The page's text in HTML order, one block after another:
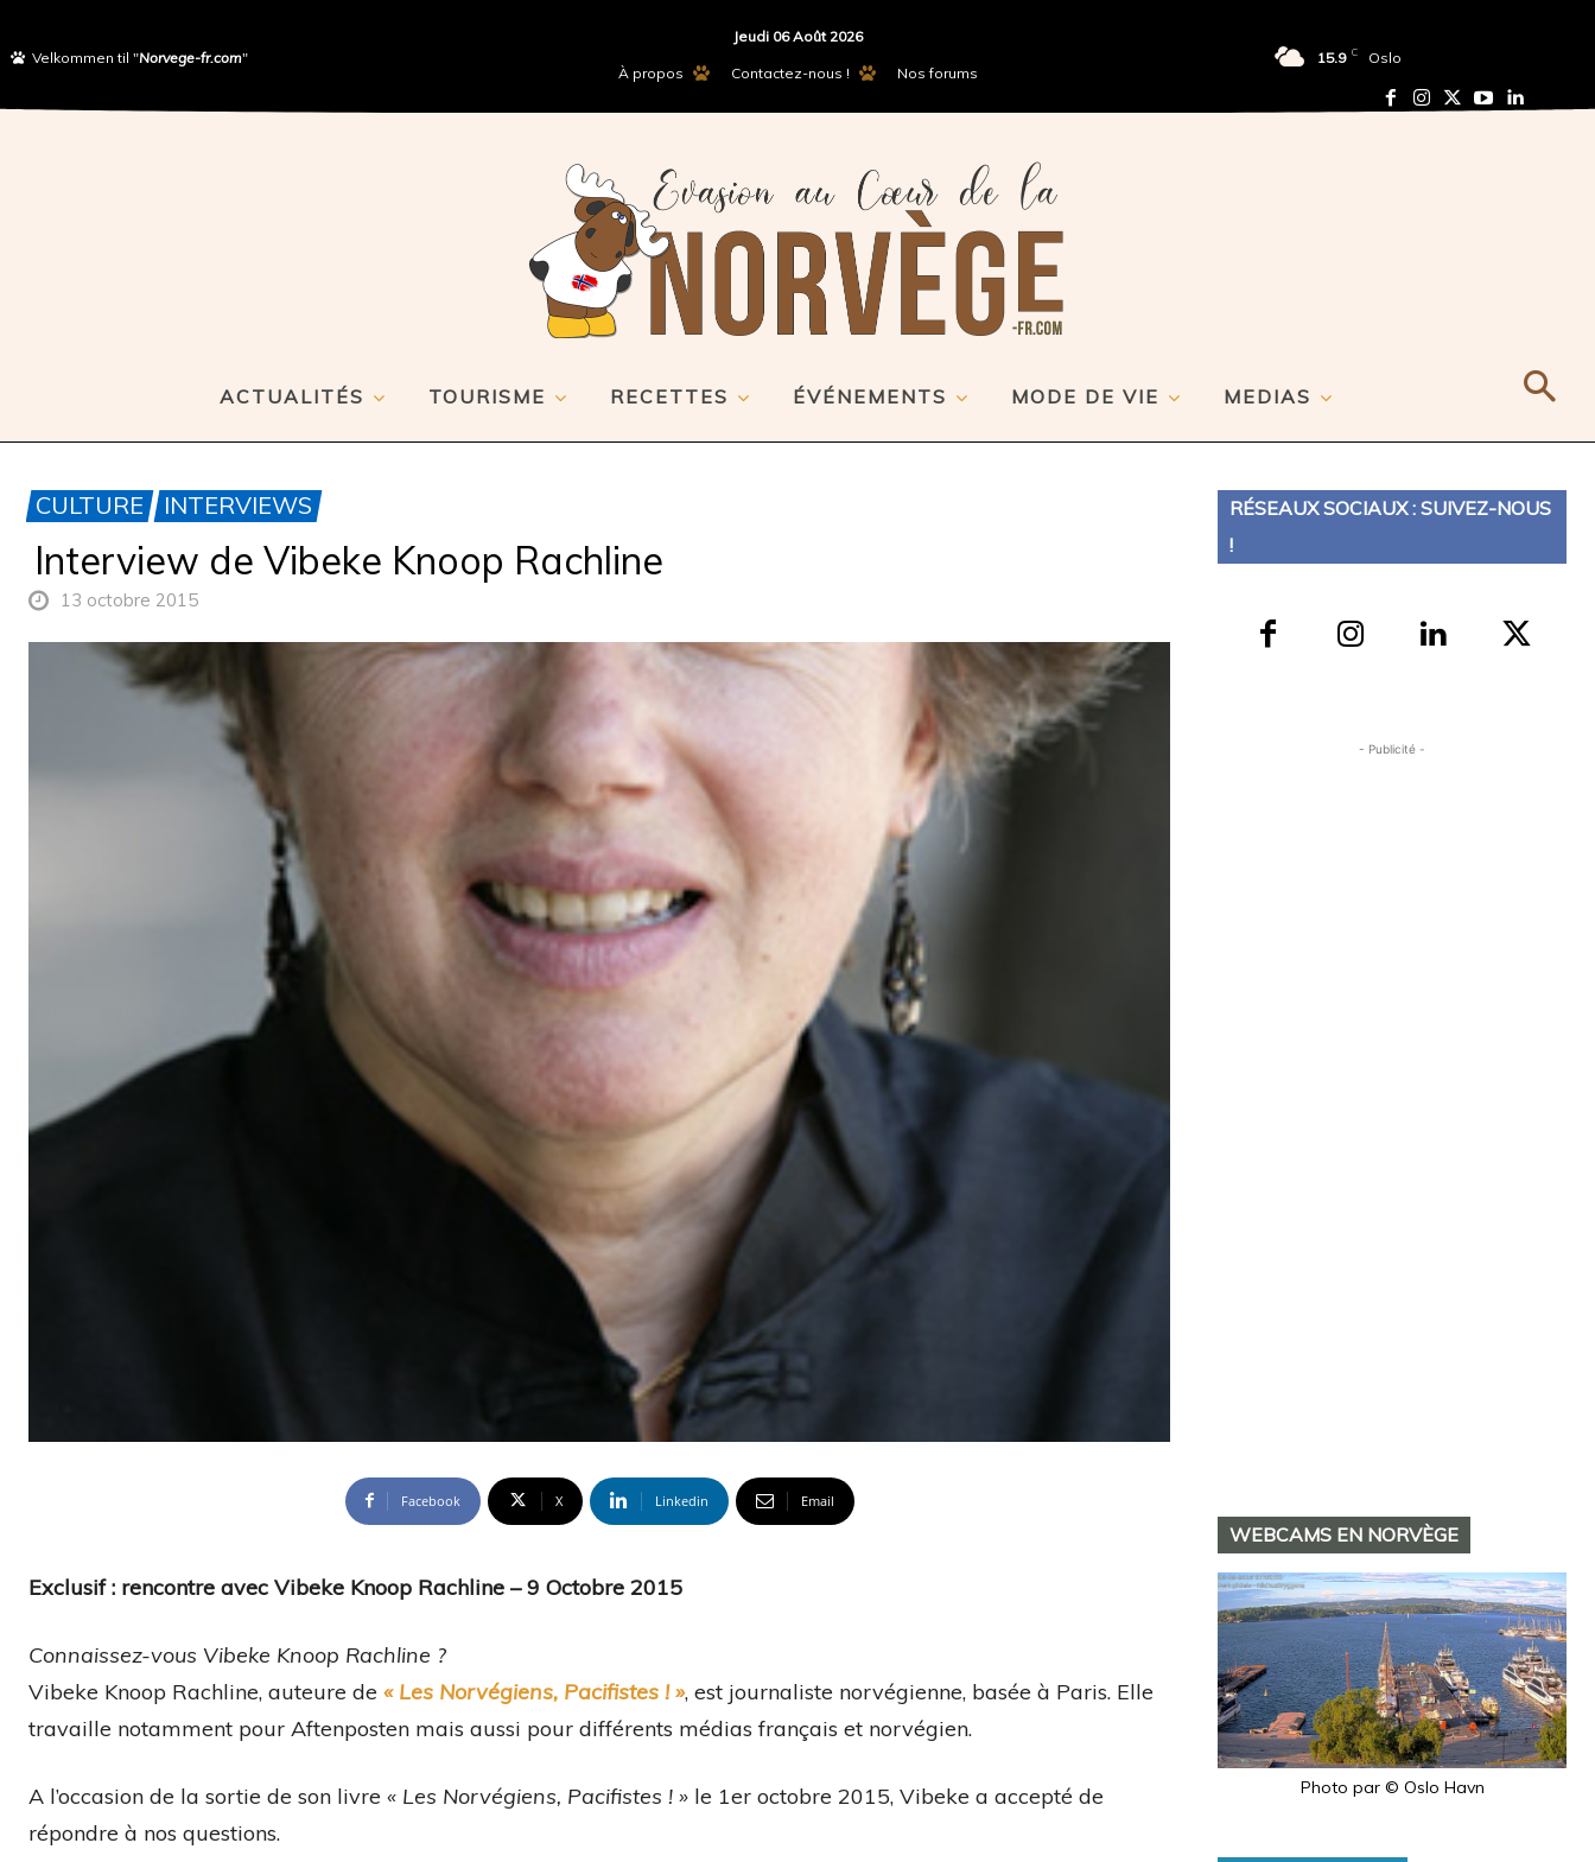
Velkommen til "Norvege-fr.com"
Jeudi 06 Août 2026
À propos Contactez-nous ! Nos forums
15.9 C Oslo
ACTUALITÉS TOURISME RECETTES ÉVÉNEMENTS MODE DE VIE MEDIAS
CULTURE INTERVIEWS
Interview de Vibeke Knoop Rachline
13 octobre 2015
Facebook X Linkedin Email
Exclusif : rencontre avec Vibeke Knoop Rachline – 9 Octobre 2015
Connaissez-vous Vibeke Knoop Rachline ?
Vibeke Knoop Rachline, auteure de « Les Norvégiens, Pacifistes ! », est journaliste norvégienne, basée à Paris. Elle
travaille notamment pour Aftenposten mais aussi pour différents médias français et norvégien.
A l’occasion de la sortie de son livre « Les Norvégiens, Pacifistes ! » le 1er octobre 2015, Vibeke a accepté de
répondre à nos questions.
RÉSEAUX SOCIAUX : SUIVEZ-NOUS
!
- Publicité -
WEBCAMS EN NORVÈGE
Photo par © Oslo Havn